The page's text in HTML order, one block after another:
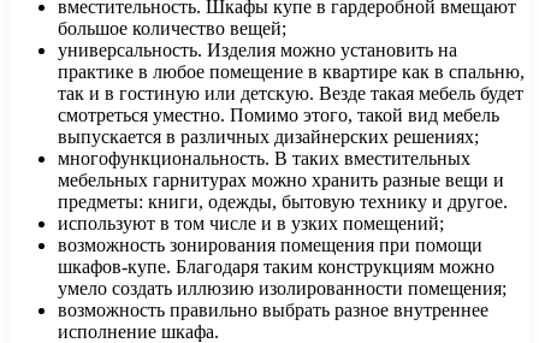
вместительность. Шкафы купе в гардеробной вмещают
большое количество вещей;
универсальность. Изделия можно установить на
практике в любое помещение в квартире как в спальню,
так и в гостиную или детскую. Везде такая мебель будет
смотреться уместно. Помимо этого, такой вид мебель
выпускается в различных дизайнерских решениях;
многофункциональность. В таких вместительных
мебельных гарнитурах можно хранить разные вещи и
предметы: книги, одежды, бытовую технику и другое.
используют в том числе и в узких помещений;
возможность зонирования помещения при помощи
шкафов-купе. Благодаря таким конструкциям можно
умело создать иллюзию изолированности помещения;
возможность правильно выбрать разное внутреннее
исполнение шкафа.